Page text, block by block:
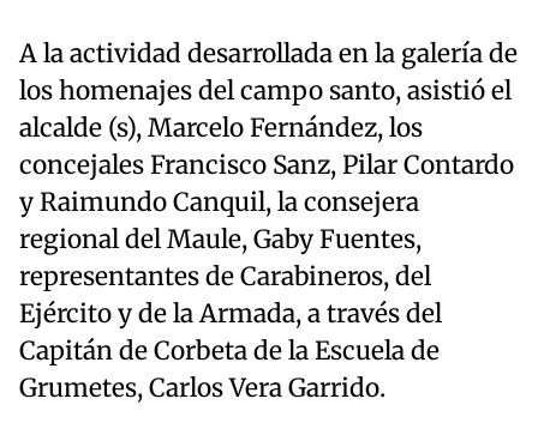
A la actividad desarrollada en la galería de
los homenajes del campo santo, asistió el
alcalde (s), Marcelo Fernández, los
concejales Francisco Sanz, Pilar Contardo
y Raimundo Canquil, la consejera
regional del Maule, Gaby Fuentes,
representantes de Carabineros, del
Ejército y de la Armada, a través del
Capitán de Corbeta de la Escuela de
Grumetes, Carlos Vera Garrido.